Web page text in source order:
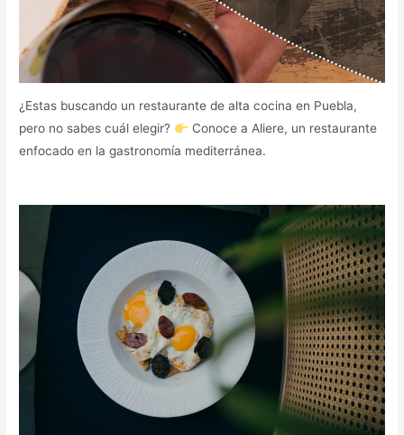
¿Estas buscando un restaurante de alta cocina en Puebla,
pero no sabes cuál elegir?
Conoce a Aliere, un restaurante
enfocado en la gastronomía mediterránea.